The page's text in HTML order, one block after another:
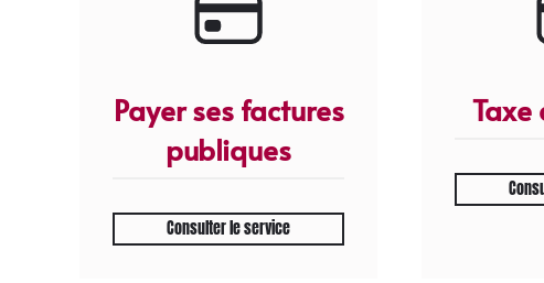
Payer ses factures
publiques
Consulter le service
Taxe